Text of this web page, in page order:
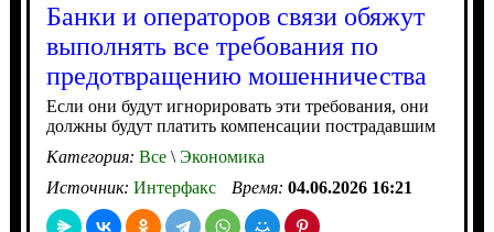
Банки и операторов связи обяжут
выполнять все требования по
предотвращению мошенничества
Если они будут игнорировать эти требования, они
должны будут платить компенсации пострадавшим
Категория: Все\Экономика
Источник: Интерфакс Время: 04.06.2026 16:21